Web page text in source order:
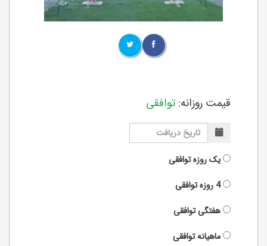
قیمت روزانه: توافقی
یک روزهتوافقی
4 روزه
توافقی
هفتگیتوافقی
ماهیانهتوافقی